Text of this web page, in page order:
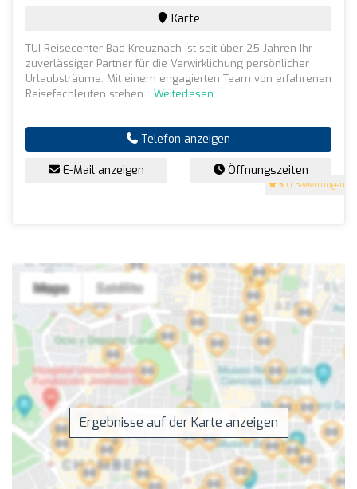
5 (1 Bewertungen)
Karte
TUI Reisecenter Bad Kreuznach ist seit über 25 Jahren Ihr
zuverlässiger Partner für die Verwirklichung persönlicher
Urlaubsträume. Mit einem engagierten Team von erfahrenen
Reisefachleuten stehen... Weiterlesen
Telefon anzeigen
E-Mail anzeigen Öffnungszeiten
Ergebnisse auf der Karte anzeigen